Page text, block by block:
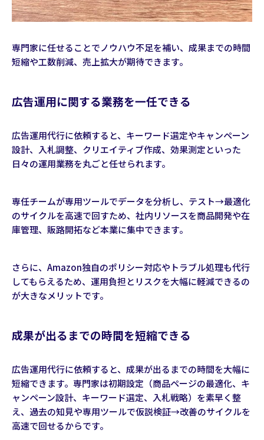
専門家に任せることでノウハウ不足を補い、成果までの時間
短縮や工数削減、売上拡大が期待できます。
広告運用に関する業務を一任できる
広告運用代行に依頼すると、キーワード選定やキャンペーン
設計、入札調整、クリエイティブ作成、効果測定といった
日々の運用業務を丸ごと任せられます。
専任チームが専用ツールでデータを分析し、テスト→最適化
のサイクルを高速で回すため、社内リソースを商品開発や在
庫管理、販路開拓など本業に集中できます。
さらに、Amazon独自のポリシー対応やトラブル処理も代行
してもらえるため、運用負担とリスクを大幅に軽減できるの
が大きなメリットです。
成果が出るまでの時間を短縮できる
広告運用代行に依頼すると、成果が出るまでの時間を大幅に
短縮できます。専門家は初期設定（商品ページの最適化、キ
ャンペーン設計、キーワード選定、入札戦略）を素早く整
え、過去の知見や専用ツールで仮説検証→改善のサイクルを
高速で回せるからです。